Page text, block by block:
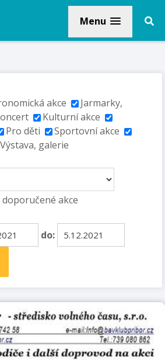
Menu
akce
Jarmarky,
Kulturní akce
Pro děti
Sportovní akce
Výstava, galerie
akce
do: